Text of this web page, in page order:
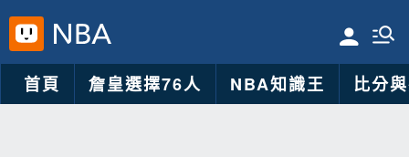
首頁 詹皇選擇76人 NBA知識王 比分